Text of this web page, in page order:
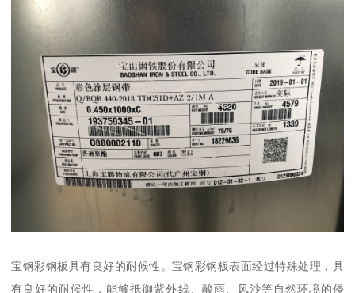
宝钢彩钢板具有良好的耐候性。宝钢彩钢板表面经过特殊处理，具
有良好的耐候性，能够抵御紫外线、酸雨、风沙等自然环境的侵